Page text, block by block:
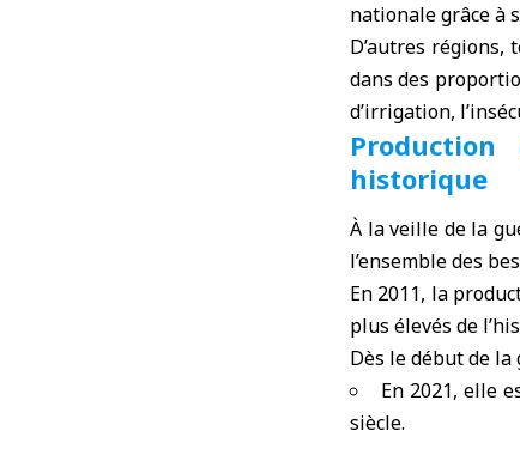
nationale grâce à
D’autres
dans des
d’irrigation,
historique
À la veille de la
l’ensemble des
En 2011, la
plus élevés de
Dès le début de la
En 2021, elle
siècle.